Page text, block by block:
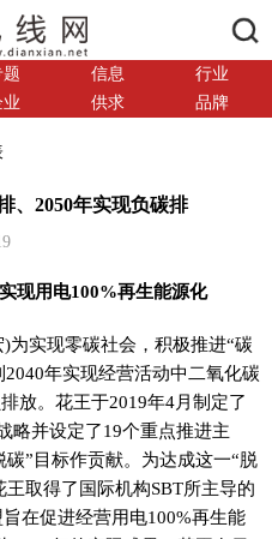
题 信息
行业
业 供求 品牌
、2050年实现负碳排
现用电100%再生能源化
为实现零碳社会，积极推进“碳
年实现经营活动中二氧化碳
放。花王于2019年4月制定了
略并设定了19个重点推进主
”目标作贡献。为达成这一“脱
取得了国际机构SBT所主导的
在促进经营用电100%再生能